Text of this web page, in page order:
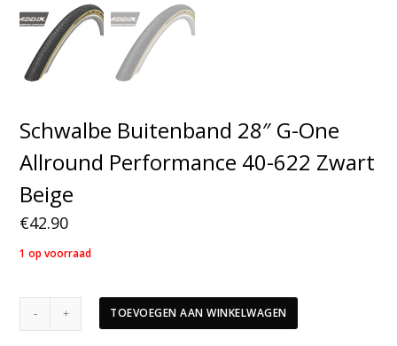
Schwalbe Buitenband 28″ G-One
Allround Performance 40-622 Zwart
Beige
€42.90
1 op voorraad
Buitenband
TOEVOEGEN AAN WINKELWAGEN